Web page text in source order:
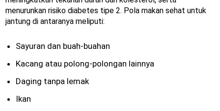
menurunkan risiko diabetes tipe 2. Pola makan sehat untuk
jantung di antaranya meliputi:
Sayuran dan buah-buahan
Kacang atau polong-polongan lainnya
Daging tanpa lemak
Ikan